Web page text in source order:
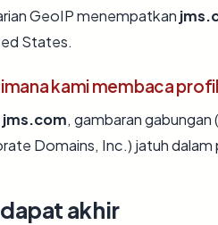
GeoIP menempatkan
States.
kami membaca
jms.com, gambaran
Domains, Inc.) jatuh dalam
akhir